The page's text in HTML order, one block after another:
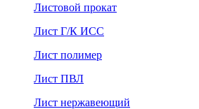
Листовой прокат
Лист Г/К ИСС
Лист полимер
Лист ПВЛ
Лист нержавеющий